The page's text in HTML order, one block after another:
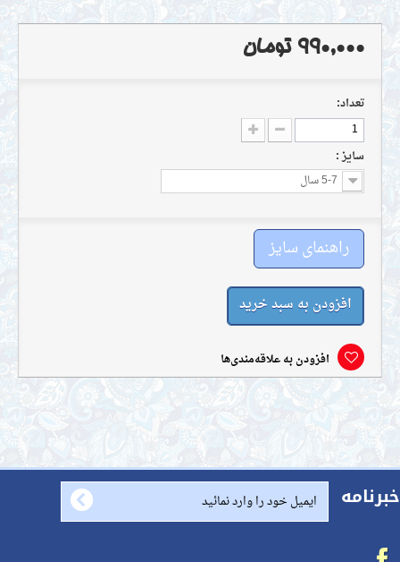
تفاوت در قیمت سایز بزرگسال و کودک، لطفا پیش از ثبت هرگونه
و پرداخت هزینه حتما با مسوول ثبت سفارش تماس حاصل فرمایید.
990,000 تومان
تعداد:
سايز :
5-7 سال
راهنمای سایز
افزودن به سبد خرید
افزودن به علاقه‌مندی‌ها